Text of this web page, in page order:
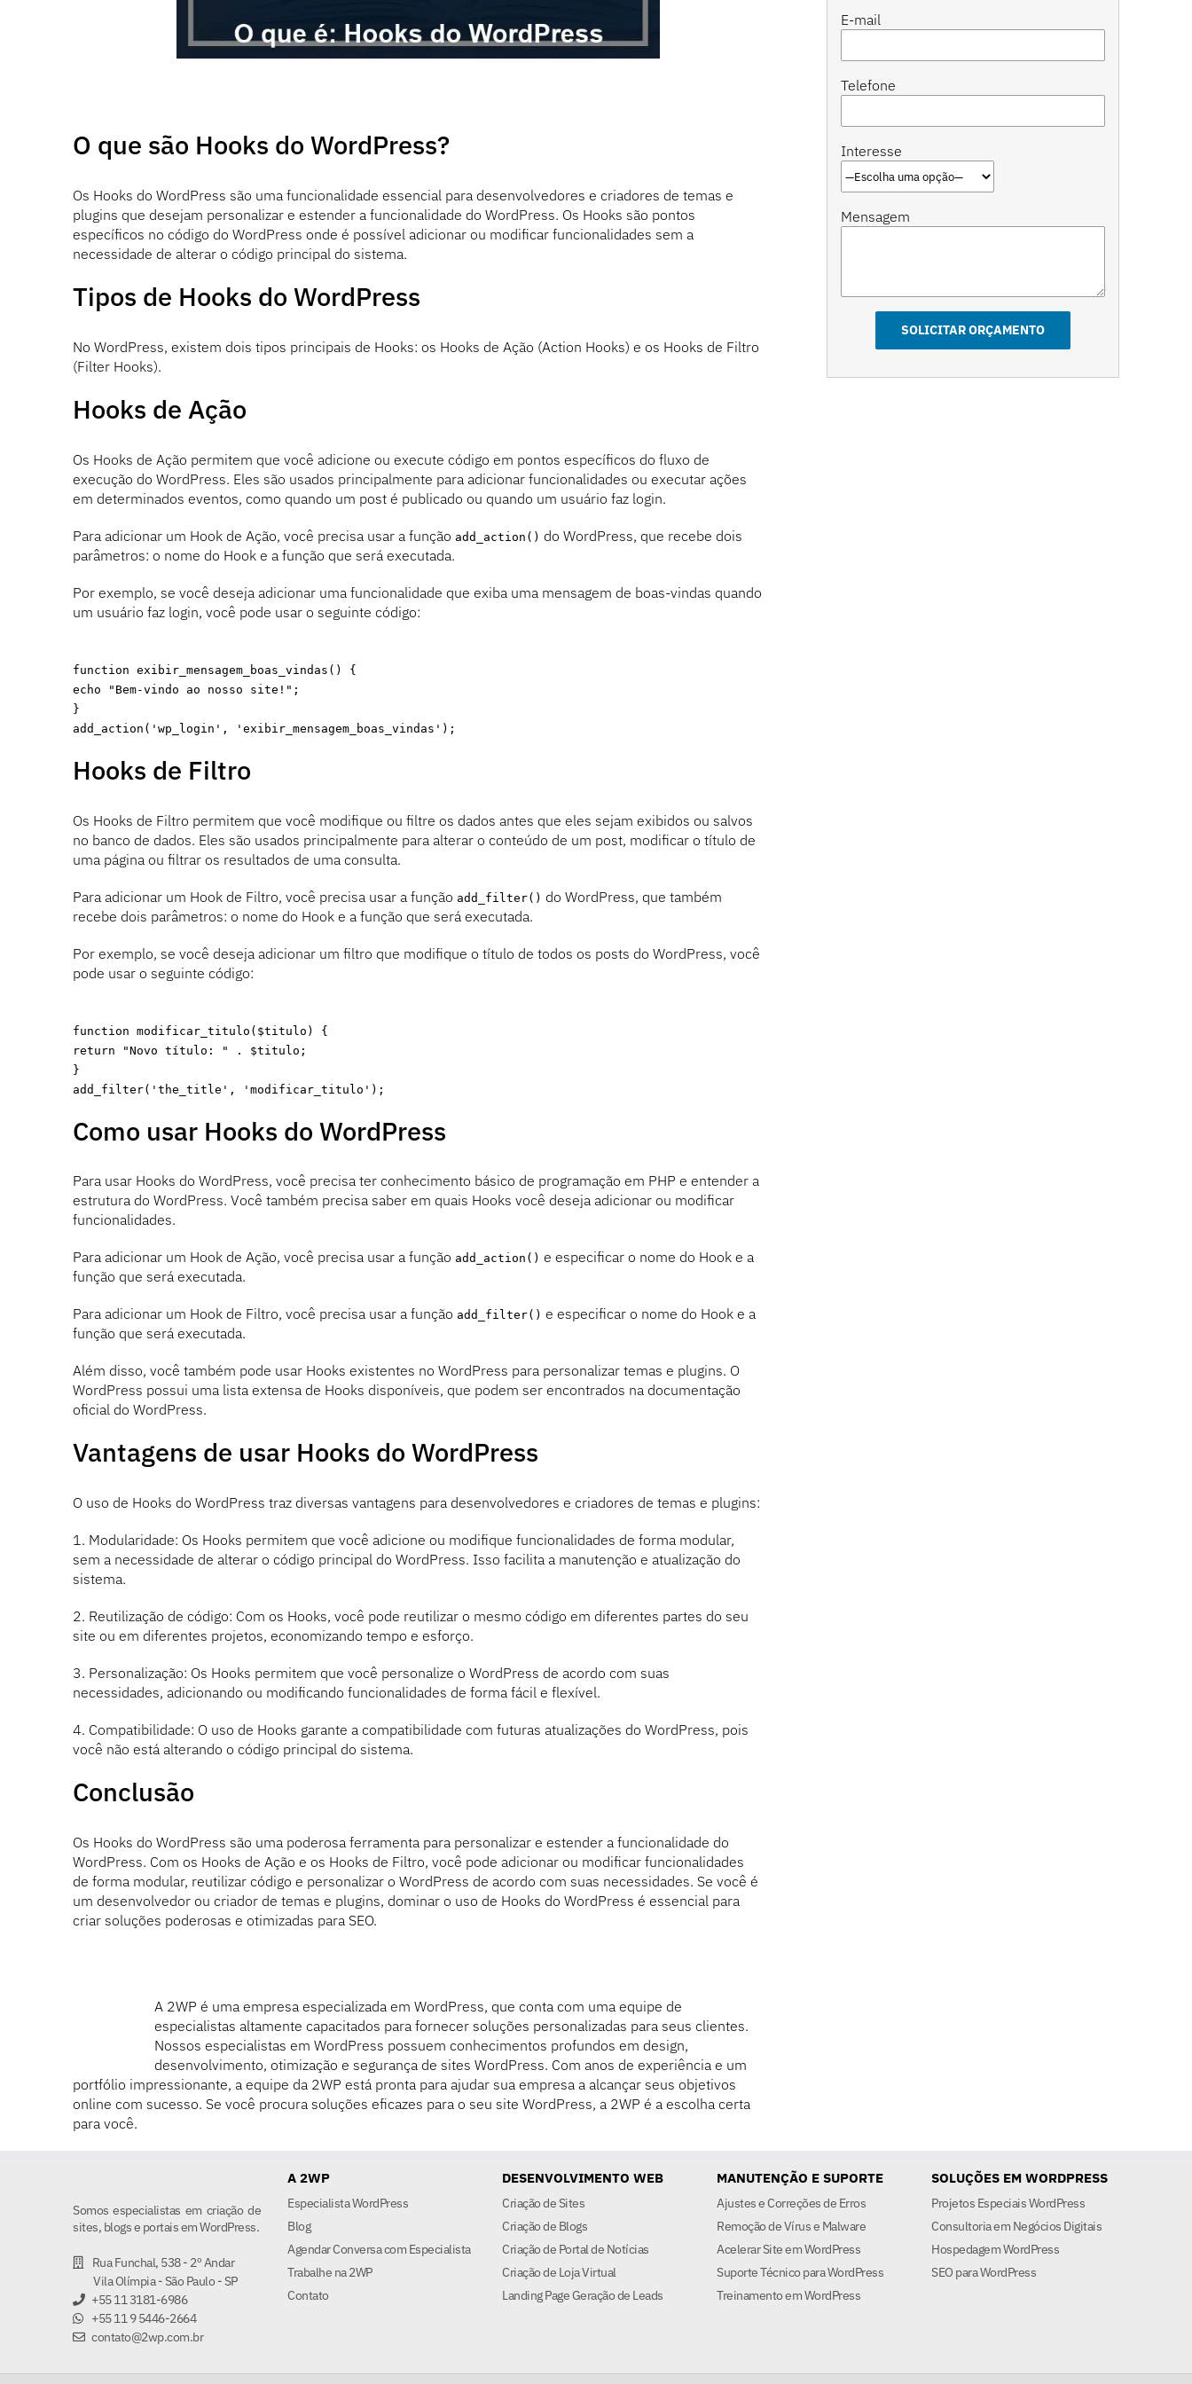
O que são Hooks do WordPress?
Os Hooks do WordPress são uma funcionalidade essencial para desenvolvedores e criadores de temas e
plugins que desejam personalizar e estender a funcionalidade do WordPress. Os Hooks são pontos
específicos no código do WordPress onde é possível adicionar ou modificar funcionalidades sem a
necessidade de alterar o código principal do sistema.
Tipos de Hooks do WordPress
No WordPress, existem dois tipos principais de Hooks: os Hooks de Ação (Action Hooks) e os Hooks de Filtro
(Filter Hooks).
Hooks de Ação
Os Hooks de Ação permitem que você adicione ou execute código em pontos específicos do fluxo de
execução do WordPress. Eles são usados principalmente para adicionar funcionalidades ou executar ações
em determinados eventos, como quando um post é publicado ou quando um usuário faz login.
Para adicionar um Hook de Ação, você precisa usar a função add_action() do WordPress, que recebe dois
parâmetros: o nome do Hook e a função que será executada.
Por exemplo, se você deseja adicionar uma funcionalidade que exiba uma mensagem de boas-vindas quando
um usuário faz login, você pode usar o seguinte código:
function exibir_mensagem_boas_vindas() {
echo "Bem-vindo ao nosso site!";
}
add_action('wp_login', 'exibir_mensagem_boas_vindas');
Hooks de Filtro
Os Hooks de Filtro permitem que você modifique ou filtre os dados antes que eles sejam exibidos ou salvos
no banco de dados. Eles são usados principalmente para alterar o conteúdo de um post, modificar o título de
uma página ou filtrar os resultados de uma consulta.
Para adicionar um Hook de Filtro, você precisa usar a função add_filter() do WordPress, que também
recebe dois parâmetros: o nome do Hook e a função que será executada.
Por exemplo, se você deseja adicionar um filtro que modifique o título de todos os posts do WordPress, você
pode usar o seguinte código:
function modificar_titulo($titulo) {
return "Novo título: " . $titulo;
}
add_filter('the_title', 'modificar_titulo');
Como usar Hooks do WordPress
Para usar Hooks do WordPress, você precisa ter conhecimento básico de programação em PHP e entender a
estrutura do WordPress. Você também precisa saber em quais Hooks você deseja adicionar ou modificar
funcionalidades.
Para adicionar um Hook de Ação, você precisa usar a função add_action() e especificar o nome do Hook e a
função que será executada.
Para adicionar um Hook de Filtro, você precisa usar a função add_filter() e especificar o nome do Hook e a
função que será executada.
Além disso, você também pode usar Hooks existentes no WordPress para personalizar temas e plugins. O
WordPress possui uma lista extensa de Hooks disponíveis, que podem ser encontrados na documentação
oficial do WordPress.
Vantagens de usar Hooks do WordPress
O uso de Hooks do WordPress traz diversas vantagens para desenvolvedores e criadores de temas e plugins:
1. Modularidade: Os Hooks permitem que você adicione ou modifique funcionalidades de forma modular,
sem a necessidade de alterar o código principal do WordPress. Isso facilita a manutenção e atualização do
sistema.
2. Reutilização de código: Com os Hooks, você pode reutilizar o mesmo código em diferentes partes do seu
site ou em diferentes projetos, economizando tempo e esforço.
3. Personalização: Os Hooks permitem que você personalize o WordPress de acordo com suas
necessidades, adicionando ou modificando funcionalidades de forma fácil e flexível.
4. Compatibilidade: O uso de Hooks garante a compatibilidade com futuras atualizações do WordPress, pois
você não está alterando o código principal do sistema.
Conclusão
Os Hooks do WordPress são uma poderosa ferramenta para personalizar e estender a funcionalidade do
WordPress. Com os Hooks de Ação e os Hooks de Filtro, você pode adicionar ou modificar funcionalidades
de forma modular, reutilizar código e personalizar o WordPress de acordo com suas necessidades. Se você é
um desenvolvedor ou criador de temas e plugins, dominar o uso de Hooks do WordPress é essencial para
criar soluções poderosas e otimizadas para SEO.
A 2WP é uma empresa especializada em WordPress, que conta com uma equipe de
especialistas altamente capacitados para fornecer soluções personalizadas para seus clientes.
Nossos especialistas em WordPress possuem conhecimentos profundos em design,
desenvolvimento, otimização e segurança de sites WordPress. Com anos de experiência e um
portfólio impressionante, a equipe da 2WP está pronta para ajudar sua empresa a alcançar seus objetivos
online com sucesso. Se você procura soluções eficazes para o seu site WordPress, a 2WP é a escolha certa
para você.
E-mail
Telefone
Interesse
Mensagem
Somos especialistas em criação de
sites, blogs e portais em WordPress.
Rua Funchal, 538 - 2º Andar
Vila Olímpia - São Paulo - SP
+55 11 3181-6986
+55 11 9 5446-2664
contato@2wp.com.br
A 2WP
Especialista WordPress
Blog
Agendar Conversa com Especialista
Trabalhe na 2WP
Contato
DESENVOLVIMENTO WEB
Criação de Sites
Criação de Blogs
Criação de Portal de Notícias
Criação de Loja Virtual
Landing Page Geração de Leads
MANUTENÇÃO E SUPORTE
Ajustes e Correções de Erros
Remoção de Vírus e Malware
Acelerar Site em WordPress
Suporte Técnico para WordPress
Treinamento em WordPress
SOLUÇÕES EM WORDPRESS
Projetos Especiais WordPress
Consultoria em Negócios Digitais
Hospedagem WordPress
SEO para WordPress